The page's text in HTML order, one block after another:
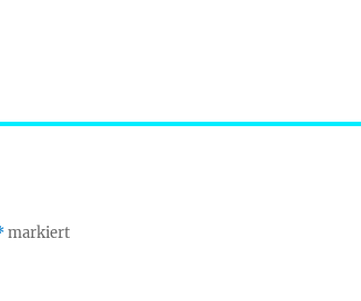
markiert